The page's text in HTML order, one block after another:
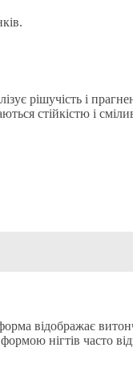
рішучість і
стійкістю і
відображає
нігтів часто